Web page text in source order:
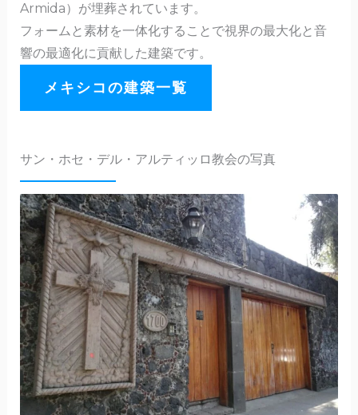
Armida）が埋葬されています。
フォームと素材を一体化することで視界の最大化と音
響の最適化に貢献した建築です。
メキシコの建築一覧
サン・ホセ・デル・アルティッロ教会の写真